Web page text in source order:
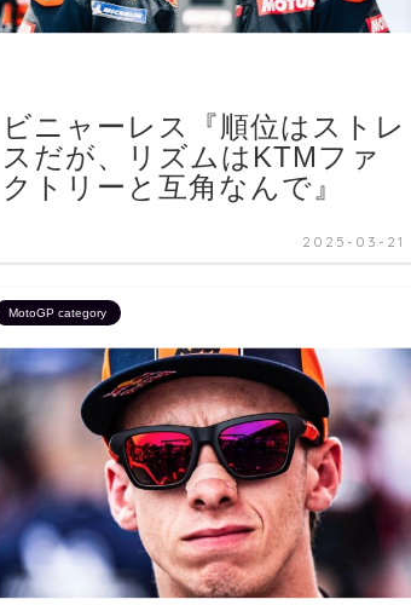
ビニャーレス『順位はストレ
スだが、リズムはKTMファ
クトリーと互角なんで』
2025-03-21
MotoGP category